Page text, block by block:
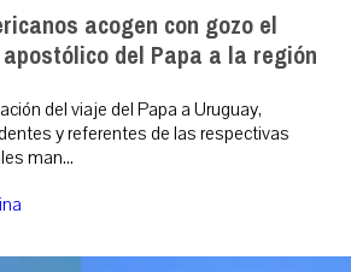
acogen con gozo el
del Papa a la región
del viaje del Papa a Uruguay,
y referentes de las respectivas
man...